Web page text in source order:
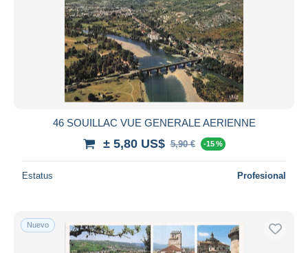
46 SOUILLAC VUE GENERALE AERIENNE
± 5,80 US$ 5,90 € -15 %
Estatus Profesional
Nuevo